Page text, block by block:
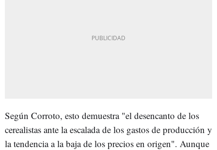
Según Corroto, esto demuestra "el desencanto de los
cerealistas ante la escalada de los gastos de producción y
la tendencia a la baja de los precios en origen". Aunque